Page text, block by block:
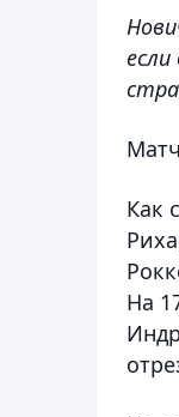
Как
На